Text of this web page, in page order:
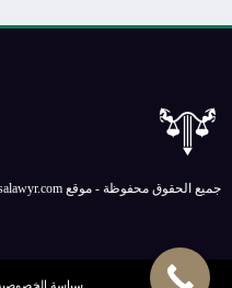
جميع الحقوق محفوظة - موقع ksalawyr.com
سياسة